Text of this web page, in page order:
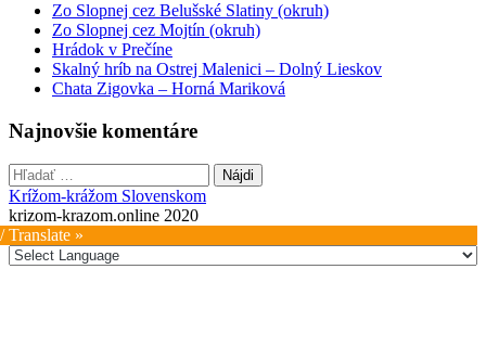
Zo Slopnej cez Belušské Slatiny (okruh)
Zo Slopnej cez Mojtín (okruh)
Hrádok v Prečíne
Skalný hríb na Ostrej Malenici – Dolný Lieskov
Chata Zigovka – Horná Mariková
Najnovšie komentáre
Hľadať:
Krížom-krážom Slovenskom
krizom-krazom.online 2020
Translate »